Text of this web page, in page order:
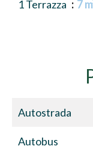
1 Terrazza 7
Autostrada
Autobus